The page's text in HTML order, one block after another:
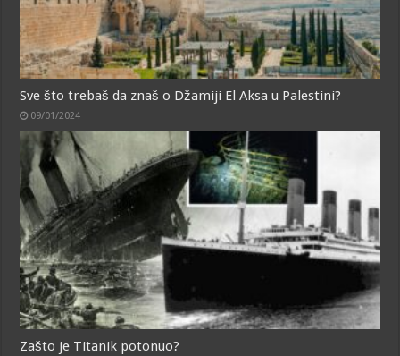
Sve što trebaš da znaš o Džamiji El Aksa u Palestini?
09/01/2024
Zašto je Titanik potonuo?